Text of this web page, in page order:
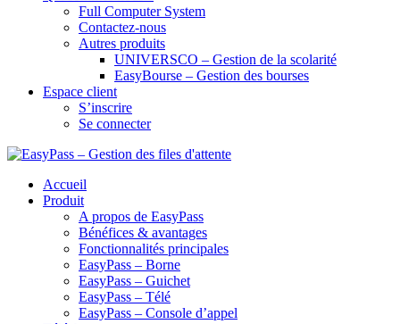
Full Computer System
Contactez-nous
Autres produits
UNIVERSCO – Gestion de la scolarité
EasyBourse – Gestion des bourses
Espace client
S’inscrire
Se connecter
Accueil
Produit
A propos de EasyPass
Bénéfices & avantages
Fonctionnalités principales
EasyPass – Borne
EasyPass – Guichet
EasyPass – Télé
EasyPass – Console d’appel